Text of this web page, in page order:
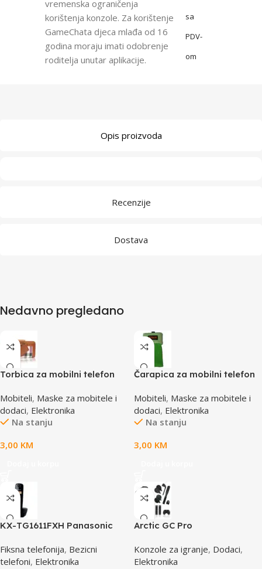
vremenska ograničenja
korištenja konzole. Za korištenje
GameChata djeca mlađa od 16
godina moraju imati odobrenje
roditelja unutar aplikacije.
sa
PDV-
om
Opis proizvoda
Recenzije
Dostava
Nedavno pregledano
Torbica za mobilni telefon
110x45x17mm
Mobiteli, Maske za mobitele i
dodaci, Elektronika
Na stanju
3,00 KM
Čarapica za mobilni telefon
65x100mm
Mobiteli, Maske za mobitele i
dodaci, Elektronika
Na stanju
3,00 KM
KX-TG1611FXH Panasonic
Fiksna telefonija, Bezicni
telefoni, Elektronika
Arctic GC Pro
Konzole za igranje, Dodaci,
Elektronika